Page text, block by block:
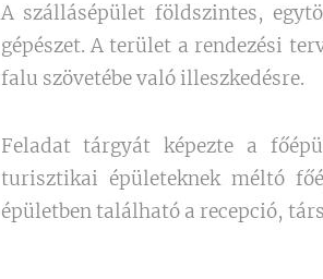
A szállásépület földszintes,
gépészet. A terület a rendezési
falu szövetébe való illeszkedésre.
Feladat tárgyát képezte a
turisztikai épületeknek méltó
épületben található a recepció,